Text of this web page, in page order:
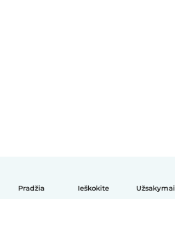
Pradžia Ieškokite Užsakymai